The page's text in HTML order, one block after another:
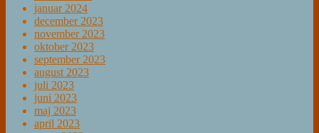
januar 2024
december 2023
november 2023
oktober 2023
september 2023
august 2023
juli 2023
juni 2023
maj 2023
april 2023